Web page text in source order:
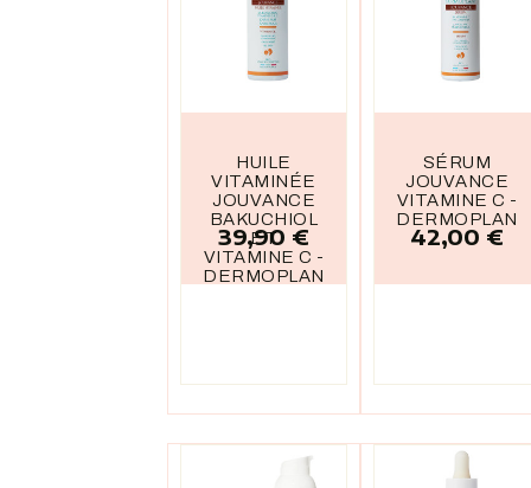
HUILE
VITAMINÉE
JOUVANCE
BAKUCHIOL
ET
VITAMINE C -
DERMOPLANT
Prix
39,90 €
SÉRUM
JOUVANCE
VITAMINE C -
DERMOPLANT
Prix
42,00 €